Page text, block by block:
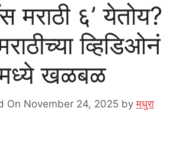
मराठी ६’ येतोय?
व्हिडिओनं
खळबळ
On November 24, 2025 byमधुरा